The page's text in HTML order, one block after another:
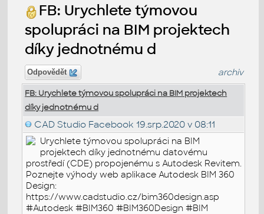
FB: Urychlete týmovou
spolupráci na BIM projektech
díky jednotnému d
Odpovědět archiv
FB: Urychlete týmovou spolupráci na BIM projektech
díky jednotnému d
CAD Studio Facebook 19.srp.2020 v 08:11
Urychlete týmovou spolupráci na BIM
projektech díky jednotnému datovému
prostředí (CDE) propojenému s Autodesk Revitem.
Poznejte výhody web aplikace Autodesk BIM 360
Design:
https://www.cadstudio.cz/bim360design.asp
#Autodesk #BIM360 #BIM360Design #BIM